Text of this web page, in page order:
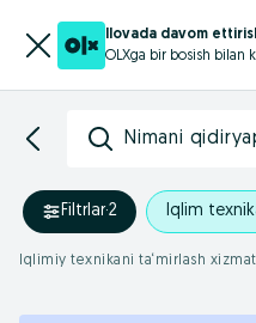
Ilovada davom
OLXga bir bosish bilan
Nimani
Filtrlar·2 Iqlim
Iqlimiy texnikani ta‘mirlash